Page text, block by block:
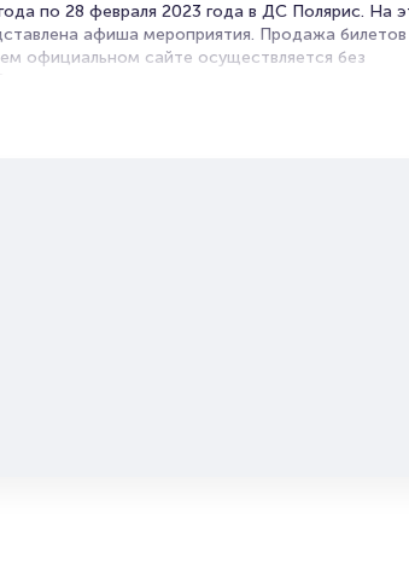
по 28 февраля 2023 года в ДС Полярис. На
афиша мероприятия. Продажа билетов
официальном сайте осуществляется без